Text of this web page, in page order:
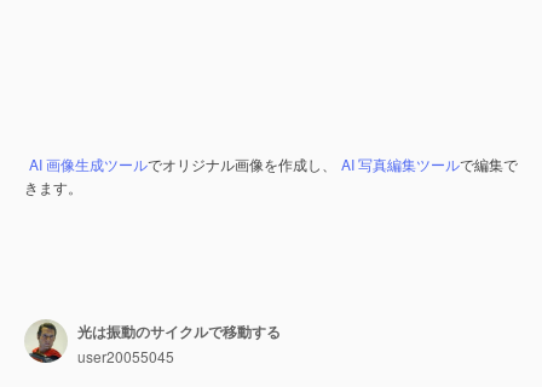
AI 画像生成ツールでオリジナル画像を作成し、 AI 写真編集ツールで編集で
きます。
光は振動のサイクルで移動する
user20055045